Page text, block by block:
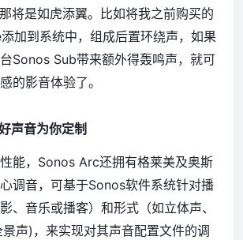
将是如虎添翼。比如将我之前购买的
加到系统中，组成后置环绕声，如果
Sonos Sub带来额外得轰鸣声，就可
的影音体验了。
声音为你定制
能，Sonos Arc还拥有格莱美及奥斯
调音，可基于Sonos软件系统针对播
、音乐或播客）和形式（如立体声、
声)，来实现对其声音配置文件的调